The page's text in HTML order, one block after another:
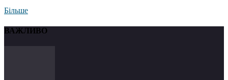
Більше
ВАЖЛИВО